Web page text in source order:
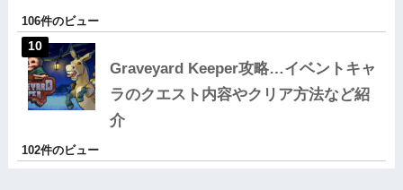
106件のビュー
Graveyard Keeper攻略…イベントキャ
ラのクエスト内容やクリア方法など紹
介
102件のビュー